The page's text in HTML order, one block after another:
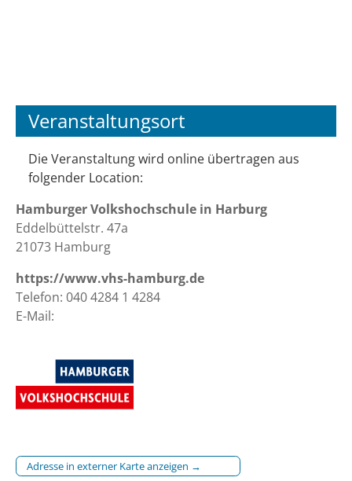
Veranstaltungsort
Die Veranstaltung wird online übertragen aus
folgender Location:
Hamburger Volkshochschule in Harburg
Eddelbüttelstr. 47a
21073 Hamburg
https://www.vhs-hamburg.de
Telefon: 040 4284 1 4284
E-Mail:
Adresse in externer Karte anzeigen →